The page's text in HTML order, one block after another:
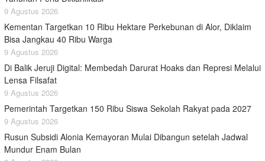
9 Agustus 2026
Kementan Targetkan 10 Ribu Hektare Perkebunan di Alor, Diklaim
Bisa Jangkau 40 Ribu Warga
9 Agustus 2026
Di Balik Jeruji Digital: Membedah Darurat Hoaks dan Represi Melalui
Lensa Filsafat
9 Agustus 2026
Pemerintah Targetkan 150 Ribu Siswa Sekolah Rakyat pada 2027
9 Agustus 2026
Rusun Subsidi Alonia Kemayoran Mulai Dibangun setelah Jadwal
Mundur Enam Bulan